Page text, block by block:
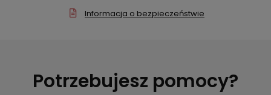
Informacja o bezpieczeństwie
Potrzebujesz pomocy?